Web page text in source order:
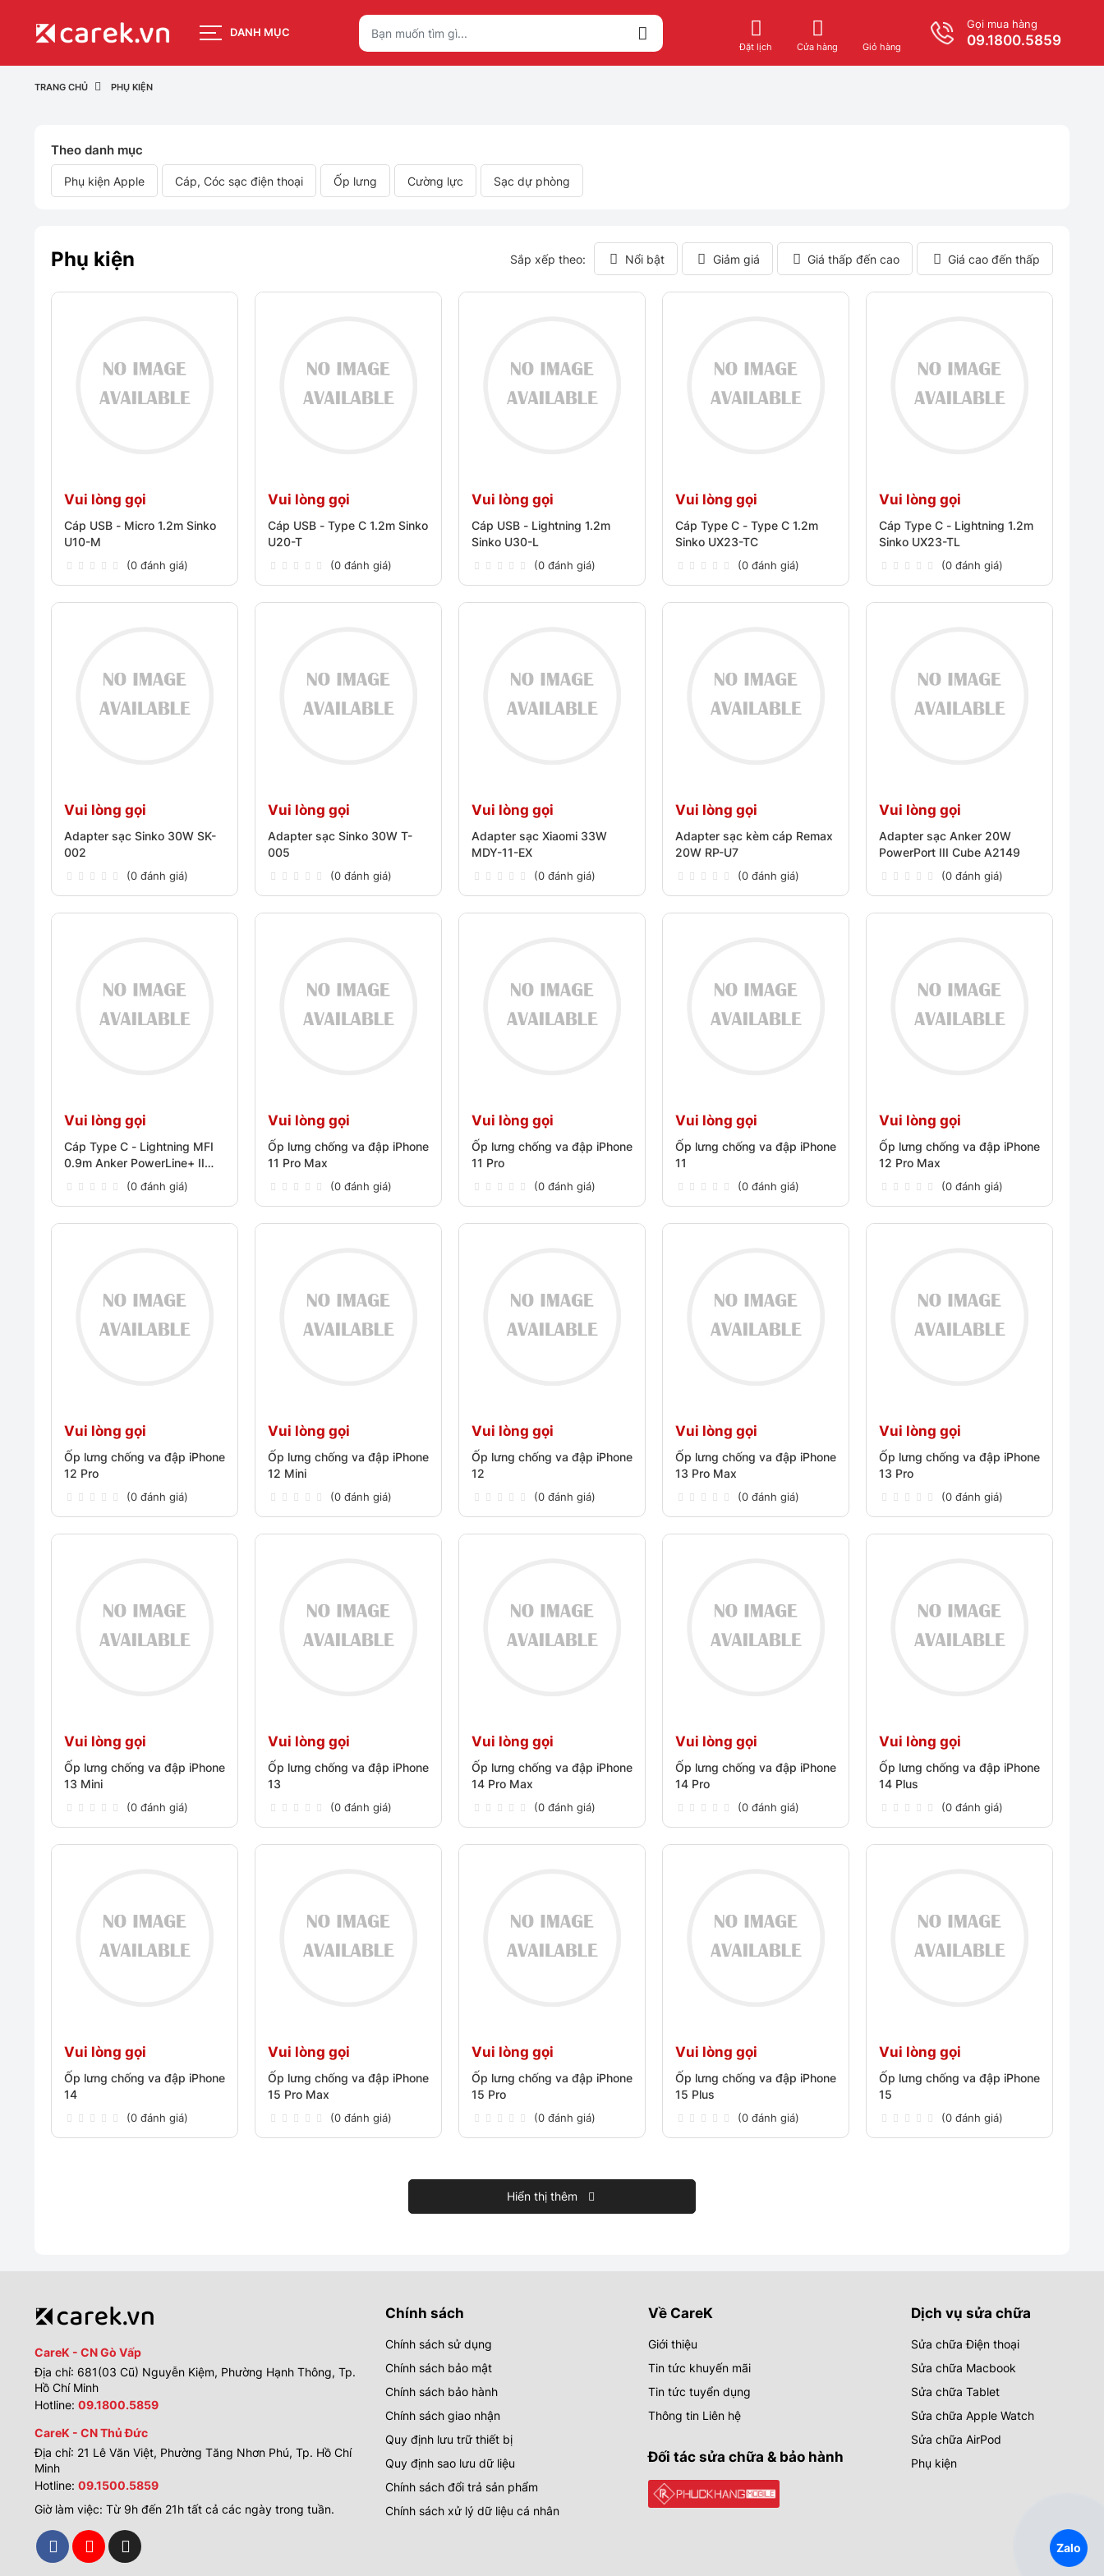
DANH MỤC
Đặt lịch Cửa hàng Giỏ hàng
Gọi mua hàng
09.1800.5859
TRANG CHỦ PHỤ KIỆN
Theo danh mục
Phụ kiện Apple Cáp, Cóc sạc điện thoại Ốp lưng Cường lực Sạc dự phòng
Phụ kiện Sắp xếp theo: Nổi bật Giảm giá Giá thấp đến cao Giá cao đến thấp
Vui lòng gọi
Cáp USB - Micro 1.2m Sinko
U10-M
(0 đánh giá)
Vui lòng gọi
Cáp USB - Type C 1.2m Sinko
U20-T
(0 đánh giá)
Vui lòng gọi
Cáp USB - Lightning 1.2m
Sinko U30-L
(0 đánh giá)
Vui lòng gọi
Cáp Type C - Type C 1.2m
Sinko UX23-TC
(0 đánh giá)
Vui lòng gọi
Cáp Type C - Lightning 1.2m
Sinko UX23-TL
(0 đánh giá)
Vui lòng gọi
Adapter sạc Sinko 30W SK-
002
(0 đánh giá)
Vui lòng gọi
Adapter sạc Sinko 30W T-
005
(0 đánh giá)
Vui lòng gọi
Adapter sạc Xiaomi 33W
MDY-11-EX
(0 đánh giá)
Vui lòng gọi
Adapter sạc kèm cáp Remax
20W RP-U7
(0 đánh giá)
Vui lòng gọi
Adapter sạc Anker 20W
PowerPort III Cube A2149
(0 đánh giá)
Vui lòng gọi
Cáp Type C - Lightning MFI
0.9m Anker PowerLine+ II
(0 đánh giá)
Vui lòng gọi
Ốp lưng chống va đập iPhone
11 Pro Max
(0 đánh giá)
Vui lòng gọi
Ốp lưng chống va đập iPhone
11 Pro
(0 đánh giá)
Vui lòng gọi
Ốp lưng chống va đập iPhone
11
(0 đánh giá)
Vui lòng gọi
Ốp lưng chống va đập iPhone
12 Pro Max
(0 đánh giá)
Vui lòng gọi
Ốp lưng chống va đập iPhone
12 Pro
(0 đánh giá)
Vui lòng gọi
Ốp lưng chống va đập iPhone
12 Mini
(0 đánh giá)
Vui lòng gọi
Ốp lưng chống va đập iPhone
12
(0 đánh giá)
Vui lòng gọi
Ốp lưng chống va đập iPhone
13 Pro Max
(0 đánh giá)
Vui lòng gọi
Ốp lưng chống va đập iPhone
13 Pro
(0 đánh giá)
Vui lòng gọi
Ốp lưng chống va đập iPhone
13 Mini
(0 đánh giá)
Vui lòng gọi
Ốp lưng chống va đập iPhone
13
(0 đánh giá)
Vui lòng gọi
Ốp lưng chống va đập iPhone
14 Pro Max
(0 đánh giá)
Vui lòng gọi
Ốp lưng chống va đập iPhone
14 Pro
(0 đánh giá)
Vui lòng gọi
Ốp lưng chống va đập iPhone
14 Plus
(0 đánh giá)
Vui lòng gọi
Ốp lưng chống va đập iPhone
14
(0 đánh giá)
Vui lòng gọi
Ốp lưng chống va đập iPhone
15 Pro Max
(0 đánh giá)
Vui lòng gọi
Ốp lưng chống va đập iPhone
15 Pro
(0 đánh giá)
Vui lòng gọi
Ốp lưng chống va đập iPhone
15 Plus
(0 đánh giá)
Vui lòng gọi
Ốp lưng chống va đập iPhone
15
(0 đánh giá)
Hiển thị thêm
CareK - CN Gò Vấp
Địa chỉ: 681(03 Cũ) Nguyễn Kiệm, Phường Hạnh Thông, Tp.
Hồ Chí Minh
Hotline: 09.1800.5859
CareK - CN Thủ Đức
Địa chỉ: 21 Lê Văn Việt, Phường Tăng Nhơn Phú, Tp. Hồ Chí
Minh
Hotline: 09.1500.5859
Giờ làm việc: Từ 9h đến 21h tất cả các ngày trong tuần.
Chính sách
Chính sách sử dụng
Chính sách bảo mật
Chính sách bảo hành
Chính sách giao nhận
Quy định lưu trữ thiết bị
Quy định sao lưu dữ liệu
Chính sách đổi trả sản phẩm
Chính sách xử lý dữ liệu cá nhân
Về CareK
Giới thiệu
Tin tức khuyến mãi
Tin tức tuyển dụng
Thông tin Liên hệ
Đối tác sửa chữa & bảo hành
Dịch vụ sửa chữa
Sửa chữa Điện thoại
Sửa chữa Macbook
Sửa chữa Tablet
Sửa chữa Apple Watch
Sửa chữa AirPod
Phụ kiện
Zalo